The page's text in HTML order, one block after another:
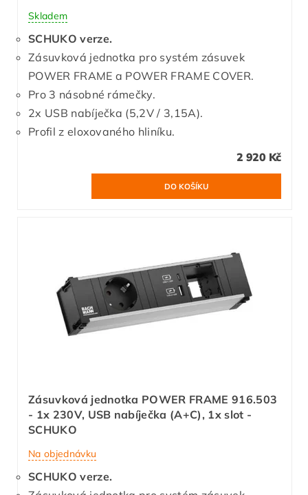
Skladem
SCHUKO verze.
Zásuvková jednotka pro systém zásuvek
POWER FRAME a POWER FRAME COVER.
Pro 3 násobné rámečky.
2x USB nabíječka (5,2V / 3,15A).
Profil z eloxovaného hliníku.
2 920 Kč
Zásuvková jednotka POWER FRAME 916.503
- 1x 230V, USB nabíječka (A+C), 1x slot -
SCHUKO
Na objednávku
SCHUKO verze.